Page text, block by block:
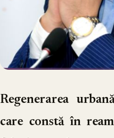
Regenerarea
care constă în